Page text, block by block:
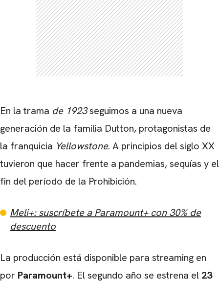
En la trama de 1923seguimos a una nueva
generación de la familia Dutton, protagonistas de
la franquicia Yellowstone. A principios del siglo XX
tuvieron que hacer frente a pandemias, sequías y el
fin del período de la Prohibición.
Meli+: suscríbete a Paramount+ con 30% de
descuento
La producción está disponible para streaming en
por Paramount+. El segundo año se estrena el 23